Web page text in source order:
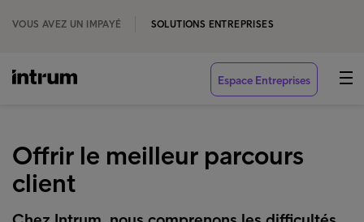
VOUS AVEZ UN IMPAYÉ SOLUTIONS ENTREPRISES
Espace Entreprises
Offrir le meilleur parcours
client